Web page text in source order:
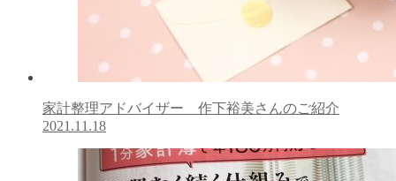
家計整理アドバイザー 作下裕美さんのご紹介
2021.11.18